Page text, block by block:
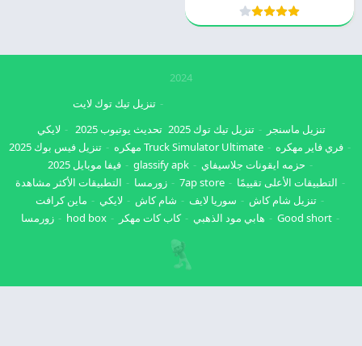
2024
تنزيل ماسنجر تنزيل تيك توك 2025
تنزيل تيك توك لايت
تحديث يوتيوب 2025
لايكي
فري فاير مهكره
Truck Simulator Ultimate مهكره
تنزيل فيس بوك 2025
حزمه ايقونات جلاسيفاي
glassify apk
فيفا موبايل 2025
التطبيقات الأعلى تقييمًا
7ap store زورمسا
التطبيقات الأكثر مشاهدة
تنزيل شام كاش
سوريا لايف شام كاش لايكي
ماين كرافت
Good short
هابي مود الذهبي كاب كات مهكر hod box زورمسا